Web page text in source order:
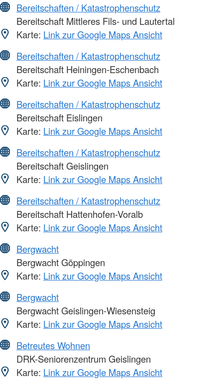
Bereitschaften / Katastrophenschutz
Bereitschaft Mittleres Fils- und Lautertal
Karte: Link zur Google Maps Ansicht
Bereitschaften / Katastrophenschutz
Bereitschaft Heiningen-Eschenbach
Karte: Link zur Google Maps Ansicht
Bereitschaften / Katastrophenschutz
Bereitschaft Eislingen
Karte: Link zur Google Maps Ansicht
Bereitschaften / Katastrophenschutz
Bereitschaft Geislingen
Karte: Link zur Google Maps Ansicht
Bereitschaften / Katastrophenschutz
Bereitschaft Hattenhofen-Voralb
Karte: Link zur Google Maps Ansicht
Bergwacht
Bergwacht Göppingen
Karte: Link zur Google Maps Ansicht
Bergwacht
Bergwacht Geislingen-Wiesensteig
Karte: Link zur Google Maps Ansicht
Betreutes Wohnen
DRK-Seniorenzentrum Geislingen
Karte: Link zur Google Maps Ansicht